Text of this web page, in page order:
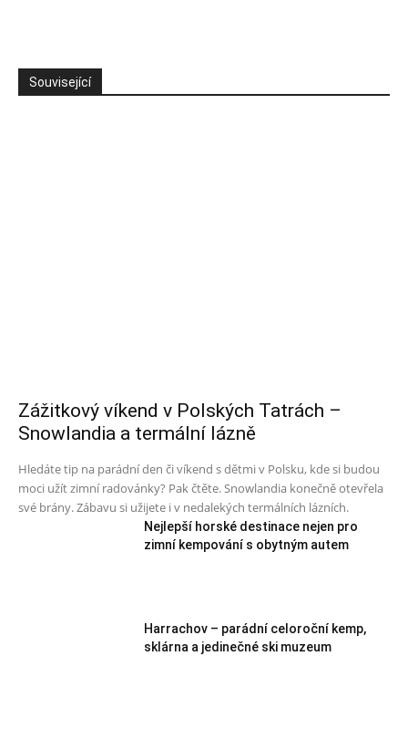
Související
Zážitkový víkend v Polských Tatrách –
Snowlandia a termální lázně
Hledáte tip na parádní den či víkend s dětmi v Polsku, kde si budou
moci užít zimní radovánky? Pak čtěte. Snowlandia konečně otevřela
své brány. Zábavu si užijete i v nedalekých termálních lázních.
Nejlepší horské destinace nejen pro
zimní kempování s obytným autem
Harrachov – parádní celoroční kemp,
sklárna a jedinečné ski muzeum